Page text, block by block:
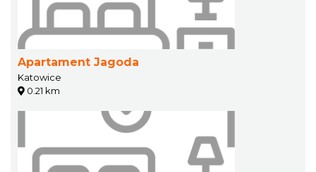
Apartament Jagoda
Katowice
0.21 km